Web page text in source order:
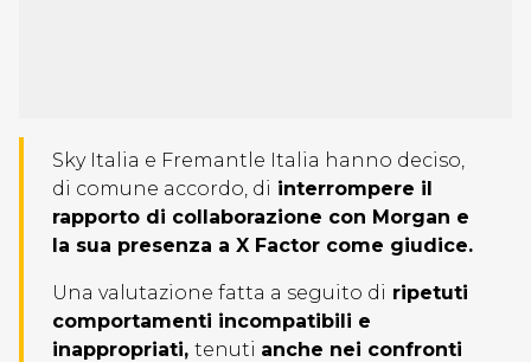
Sky Italia e Fremantle Italia hanno deciso,
di comune accordo, di interrompere il
rapporto di collaborazione con Morgan e
la sua presenza a X Factor come giudice.
Una valutazione fatta a seguito di ripetuti
comportamenti incompatibili e
inappropriati, tenuti anche nei confronti